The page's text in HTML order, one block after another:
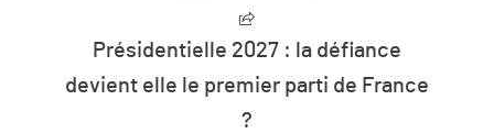
Présidentielle 2027 : la défiance
devient elle le premier parti de France
?